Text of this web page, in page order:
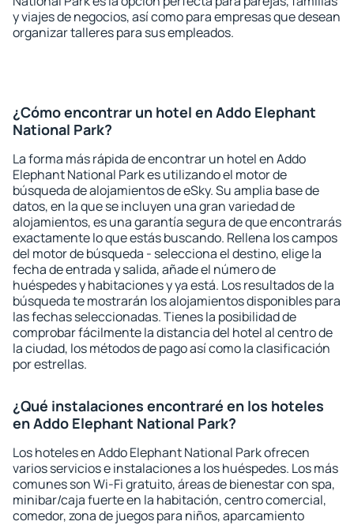
y viajes de negocios, así como para empresas que desean
organizar talleres para sus empleados.
¿Cómo encontrar un hotel en Addo Elephant
National Park?
La forma más rápida de encontrar un hotel en Addo
Elephant National Park es utilizando el motor de
búsqueda de alojamientos de eSky. Su amplia base de
datos, en la que se incluyen una gran variedad de
alojamientos, es una garantía segura de que encontrarás
exactamente lo que estás buscando. Rellena los campos
del motor de búsqueda - selecciona el destino, elige la
fecha de entrada y salida, añade el número de
huéspedes y habitaciones y ya está. Los resultados de la
búsqueda te mostrarán los alojamientos disponibles para
las fechas seleccionadas. Tienes la posibilidad de
comprobar fácilmente la distancia del hotel al centro de
la ciudad, los métodos de pago así como la clasificación
por estrellas.
¿Qué instalaciones encontraré en los hoteles
en Addo Elephant National Park?
Los hoteles en Addo Elephant National Park ofrecen
varios servicios e instalaciones a los huéspedes. Los más
comunes son Wi-Fi gratuito, áreas de bienestar con spa,
minibar/caja fuerte en la habitación, centro comercial,
comedor, zona de juegos para niños, aparcamiento